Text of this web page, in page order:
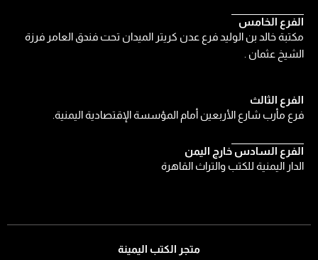
الفرع الثالث
فرع مأرب شارع الأربعين أمام المؤسسة الإقتصادية اليمنية.
الفرع السادس خارج اليمن
الدار اليمنية للكتب والتراث القاهرة
الفرع الخامس
مكتبة خالد بن الوليد فرع عدن كريتر الميدان تحت فندق العامر فرزة
الشيخ عثمان .
متجر الكتب اليمينة